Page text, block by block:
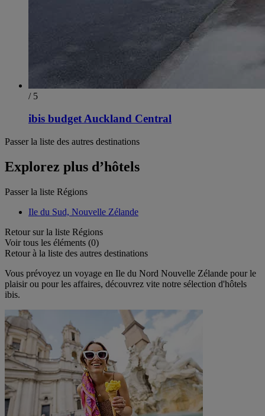
/ 5
ibis budget Auckland Central
Passer la liste des autres destinations
Explorez plus d’hôtels
Passer la liste Régions
Ile du Sud, Nouvelle Zélande
Retour sur la liste Régions
Voir tous les éléments (0)
Retour à la liste des autres destinations
Vous prévoyez un voyage en Ile du Nord Nouvelle Zélande pour le
plaisir ou pour les affaires, découvrez vite notre sélection d'hôtels
ibis.